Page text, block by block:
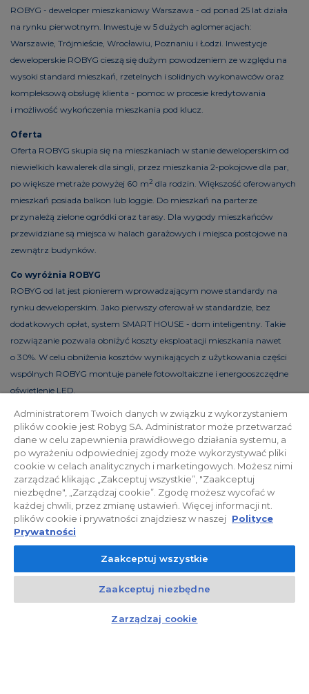
ROBYG - deweloper mieszkaniowy Warszawa - od ponad 25 lat działa
na rynku pierwotnym. Inwestuje w 5 dużych aglomeracjach:
Warszawie, Trójmieście, Wrocławiu, Poznaniu i Łodzi. Inwestycje
deweloperskie ROBYG cieszą się dużym powodzeniem ze względu na
wysoki standard mieszkań, rzetelnych i solidnych wykonawców oraz
kompleksową obsługę klienta - pomoc w procesie kredytowania
i możliwość wykończenia mieszkania pod klucz.
Oferta
Oferta ROBYG skupia się na mieszkaniach w stanie deweloperskim od
niewielkich kawalerek dla singli, przez mieszkania 2-pokojowe dla par,
po większe metraże powyżej 60 m2 dla rodzin. Większość oferowanych
mieszkań posiada balkon lub loggie. Do mieszkań na parterze
przynależą zielone ogródki oraz tarasy. Dla wygody mieszkańców
przewidziane są miejsca w halach garażowych i miejsca postojowe na
zewnątrz budynków.
Co wyróżnia ROBYG
ROBYG od lat jest pionierem wprowadzającym nowe standardy na
rynku deweloperskim. Jako pierwszy oferował w standardzie, bez
dodatkowych opłat, system SMART HOUSE - dom inteligentny. Takie
rozwiązanie pozwala obniżyć koszty eksploatacji mieszkania nawet
o 30%. W celu obniżenia kosztów wynikających z użytkowania części
wspólnych ROBYG montuje panele fotowoltaiczne i energooszczędne
oświetlenie LED.
Polityka prywatności Relacje inwestorskie
Facebook
© 2026 ROBYG. Wszystkie prawa zastrzeżone. Powyższa oferta i
przedstawione materiały graficzne mają charakter jedynie
informacyjny, nie mogą być traktowane jako ostateczne projekty
realizacyjne, nie stanowią również oferty handlowej w rozumieniu art.
66 §1 Kodeksu Cywilnego oraz innych właściwych przepisów prawnych.
Czat z doradcą
Administratorem Twoich danych w związku z wykorzystaniem
plików cookie jest Robyg SA. Administrator może przetwarzać
dane w celu zapewnienia prawidłowego działania systemu, a
po wyrażeniu odpowiedniej zgody może wykorzystywać pliki
cookie w celach analitycznych i marketingowych. Możesz nimi
zarządzać klikając „Zakceptuj wszystkie”, "Zaakceptuj
niezbędne", „Zarządzaj cookie”. Zgodę możesz wycofać w
każdej chwili, przez zmianę ustawień. Więcej informacji nt.
plików cookie i prywatności znajdziesz w naszej Polityce
Prywatności
Zaakceptuj wszystkie
Zaakceptuj niezbędne
Zarządzaj cookie